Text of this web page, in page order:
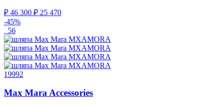
₽ 46 300 ₽ 25 470
-45%
56
19992
Max Mara Accessories